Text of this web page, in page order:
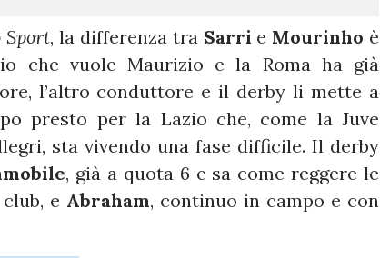
Sport, la differenza tra Sarri e Mourinho è
che vuole Maurizio e la Roma ha già
l’altro conduttore e il derby li mette a
presto per la Lazio che, come la Juve
sta vivendo una fase difficile. Il derby
, già a quota 6 e sa come reggere le
e Abraham, continuo in campo e con